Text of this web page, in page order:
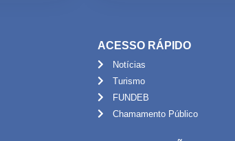
ACESSO RÁPIDO
Notícias
Turismo
FUNDEB
Chamamento Público